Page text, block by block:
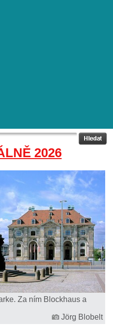
2026
Za ním Blockhaus a
Jörg Blobelt